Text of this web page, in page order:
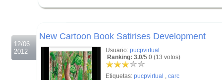
12/06
2012
New Cartoon Book Satirises Development
Usuario: pucpvirtual
Ranking: 3.0/5.0 (13 votos)
Etiquetas: pucpvirtual , carc